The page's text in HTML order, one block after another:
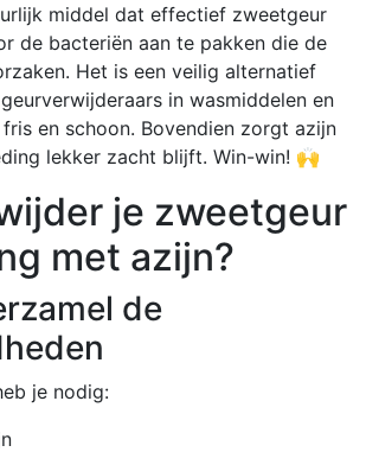
middel dat effectief zweetgeur
de bacteriën aan te pakken die de
Het is een veilig alternatief
in wasmiddelen en
en schoon. Bovendien zorgt azijn
lekker zacht blijft. Win-win! 🙌
je zweetgeur
met azijn?
de
je nodig: